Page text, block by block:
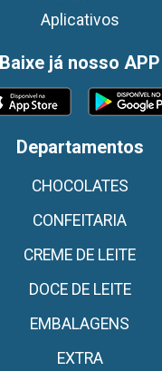
Aplicativos
Baixe já nosso APP
Departamentos
CHOCOLATES
CONFEITARIA
CREME DE LEITE
DOCE DE LEITE
EMBALAGENS
EXTRA